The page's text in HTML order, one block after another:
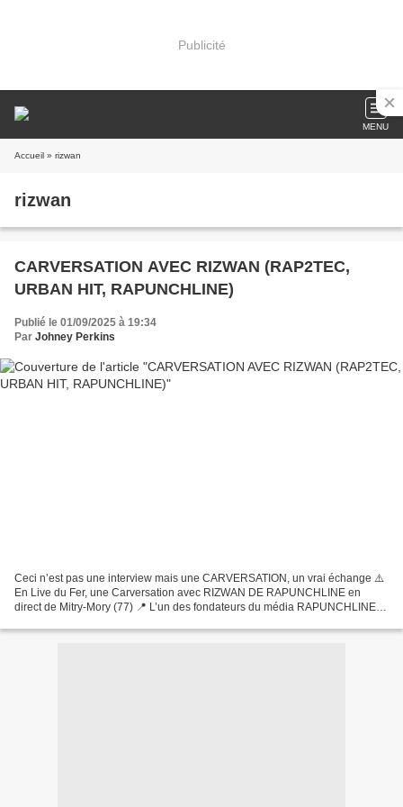
Publicité
MENU
Accueil » rizwan
rizwan
CARVERSATION AVEC RIZWAN (RAP2TEC,
URBAN HIT, RAPUNCHLINE)
Publié le 01/09/2025 à 19:34
Par Johney Perkins
Ceci n’est pas une interview mais une CARVERSATION, un vrai échange ⚠️
En Live du Fer, une Carversation avec RIZWAN DE RAPUNCHLINE en
direct de Mitry-Mory (77) 📍 L’un des fondateurs du média RAPUNCHLINE